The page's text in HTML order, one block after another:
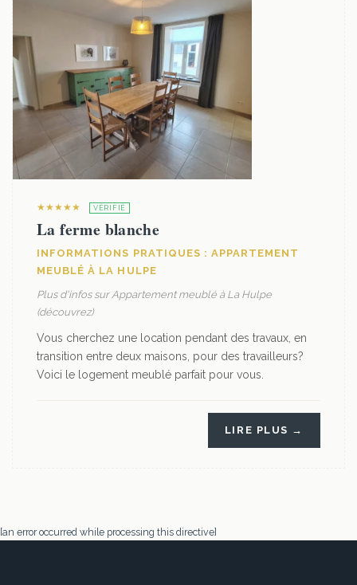
★★★★★ VÉRIFIÉ
La ferme blanche
INFORMATIONS PRATIQUES : APPARTEMENT
MEUBLÉ À LA HULPE
Plus d'infos sur Appartement meublé à La Hulpe
(découvrez)
Vous cherchez une location pendant des travaux, en
transition entre deux maisons, pour des travailleurs?
Voici le logement meublé parfait pour vous.
LIRE PLUS →
[an error occurred while processing this directive]